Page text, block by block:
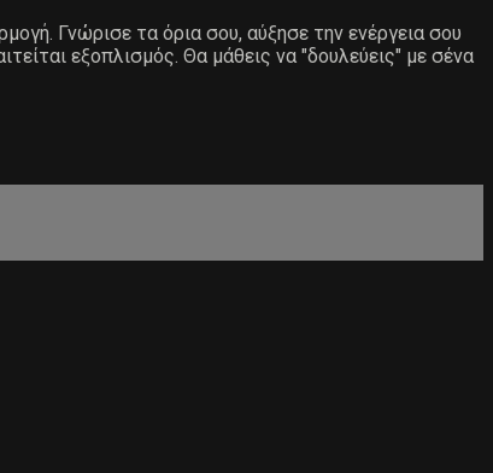
Γνώρισε τα όρια σου, αύξησε την ενέργεια σου
εξοπλισμός. Θα μάθεις να "δουλεύεις" με σένα